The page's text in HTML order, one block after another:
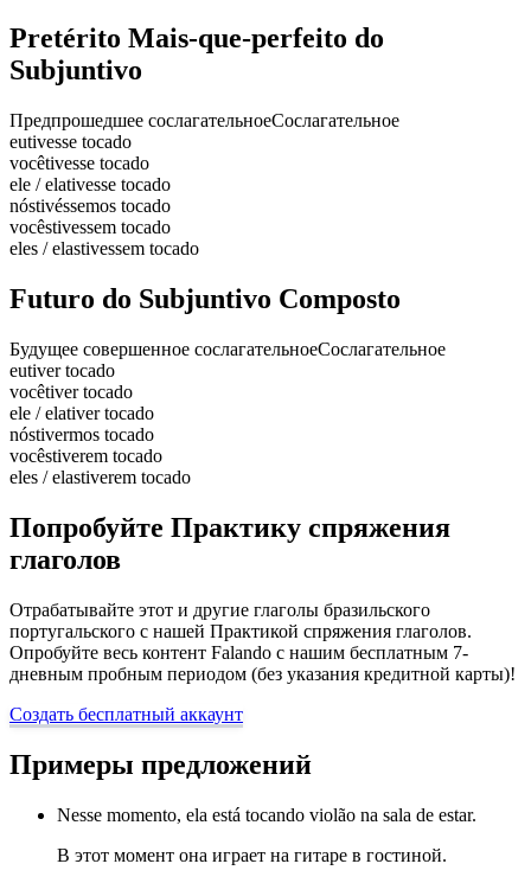
Pretérito Mais-que-perfeito do
Subjuntivo
Предпрошедшее сослагательноеСослагательное
eutivesse tocado
vocêtivesse tocado
ele / elativesse tocado
nóstivéssemos tocado
vocêstivessem tocado
eles / elastivessem tocado
Futuro do Subjuntivo Composto
Будущее совершенное сослагательноеСослагательное
eutiver tocado
vocêtiver tocado
ele / elativer tocado
nóstivermos tocado
vocêstiverem tocado
eles / elastiverem tocado
Попробуйте Практику спряжения
глаголов
Отрабатывайте этот и другие глаголы бразильского
португальского с нашей Практикой спряжения глаголов.
Опробуйте весь контент Falando с нашим бесплатным 7-
дневным пробным периодом (без указания кредитной карты)!
Создать бесплатный аккаунт
Примеры предложений
Nesse momento, ela está tocando violão na sala de estar.
В этот момент она играет на гитаре в гостиной.